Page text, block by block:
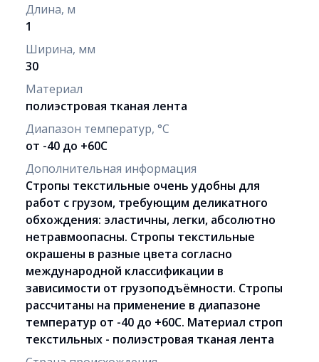
Длина, м
1
Ширина, мм
30
Материал
полиэстровая тканая лента
Диапазон температур, °C
от -40 до +60С
Дополнительная информация
Стропы текстильные очень удобны для
работ с грузом, требующим деликатного
обхождения: эластичны, легки, абсолютно
нетравмоопасны. Стропы текстильные
окрашены в разные цвета согласно
международной классификации в
зависимости от грузоподъёмности. Стропы
рассчитаны на применение в диапазоне
температур от -40 до +60С. Материал строп
текстильных - полиэстровая тканая лента